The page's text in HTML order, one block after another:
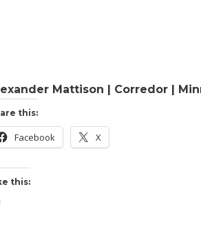
Mattison | Corredor |
this:
Facebook X
this: